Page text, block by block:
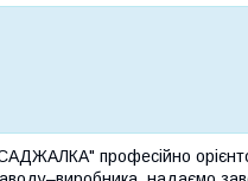
професійно